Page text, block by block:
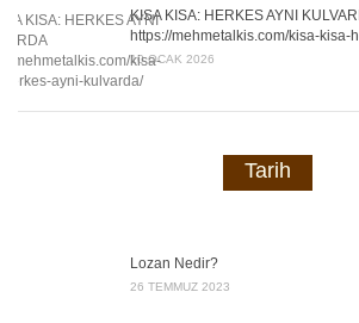
KISA KISA: HERKES AYNI
https://mehmetalkis.com/kisa-kisa-
10 OCAK 2026
Tarih
Lozan Nedir?
26 TEMMUZ 2023